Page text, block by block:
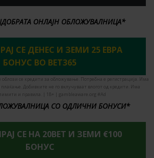
ОНЛАЈН ОБЛОЖУВАЛНИЦА*
СЕ ДЕНЕС И ЗЕМИ 25 ЕВРА
БОНУС ВО BET365
се кредити за обложување. Потребна е регистрација. Има
Добивките не го вклучуваат влогот од кредити. Има
и правила. | 18+ | gambleaware.org #Ad
СО ОДЛИЧНИ БОНУСИ*
СЕ НА 20BET И ЗЕМИ €100
БОНУС